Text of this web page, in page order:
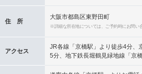
住 所
大阪市都島区東野田町
※詳細な所在地については、ご予約時にお問い
アクセス
JR各線「京橋駅」より徒歩4分、
5分、地下鉄長堀鶴見緑地線「京